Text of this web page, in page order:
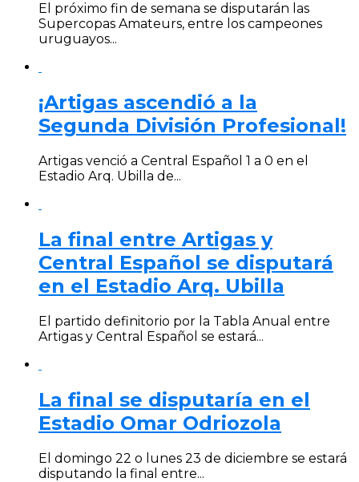
El próximo fin de semana se disputarán las
Supercopas Amateurs, entre los campeones
uruguayos...
¡Artigas ascendió a la
Segunda División Profesional!
Artigas venció a Central Español 1 a 0 en el
Estadio Arq. Ubilla de...
La final entre Artigas y
Central Español se disputará
en el Estadio Arq. Ubilla
El partido definitorio por la Tabla Anual entre
Artigas y Central Español se estará...
La final se disputaría en el
Estadio Omar Odriozola
El domingo 22 o lunes 23 de diciembre se estará
disputando la final entre...